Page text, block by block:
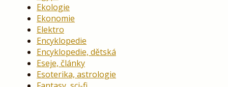
Ekologie
Ekonomie
Elektro
Encyklopedie
Encyklopedie, dětská
Eseje, články
Esoterika, astrologie